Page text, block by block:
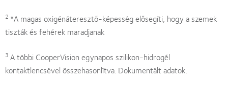
2 *A magas oxigénáteresztő-képesség elősegíti, hogy a szemek
tiszták és fehérek maradjanak
3 A többi CooperVision egynapos szilikon-hidrogél
kontaktlencsével összehasonlítva. Dokumentált adatok.